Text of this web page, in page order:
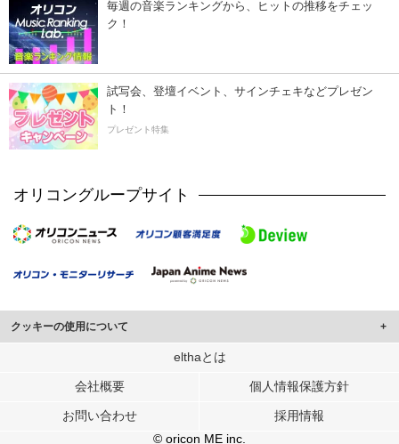
毎週の音楽ランキングから、ヒットの推移をチェッ
ク！
試写会、登壇イベント、サインチェキなどプレゼン
ト！
プレゼント特集
オリコングループサイト
クッキーの使用について
このサイトでは Cookie を使用して、ユーザーに合わせたコンテンツや広告の
行っています。
メディアや広告配信、データ解析の各パートナーに提供しています。
elthaとは
会社概要 個人情報保護方針
お問い合わせ
採用情報
© oricon ME inc.